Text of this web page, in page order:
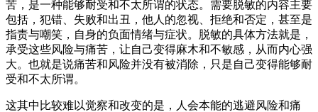
苦，是一种能够耐受和不太所谓的状态。需要脱敏的内容主要
包括，犯错、失败和出丑，他人的忽视、拒绝和否定，甚至是
指责与嘲笑，自身的负面情绪与症状。脱敏的具体方法就是，
承受这些风险与痛苦，让自己变得麻木和不敏感，从而内心强
大。也就是说痛苦和风险并没有被消除，只是自己变得能够耐
受和不太所谓。
这其中比较难以觉察和改变的是，人会本能的逃避风险和痛